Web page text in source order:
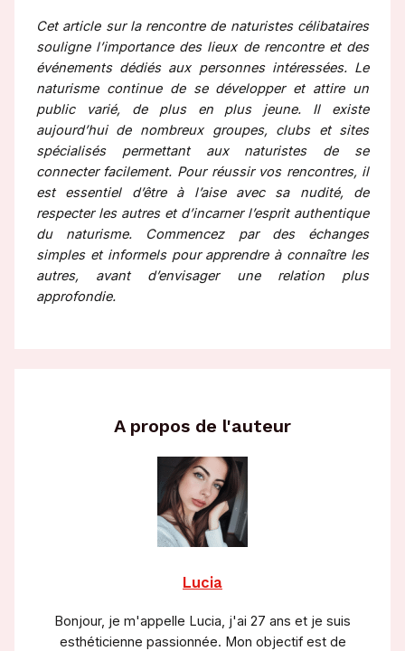
Cet article sur la rencontre de naturistes célibataires
souligne l’importance des lieux de rencontre et des
événements dédiés aux personnes intéressées. Le
naturisme continue de se développer et attire un
public varié, de plus en plus jeune. Il existe
aujourd’hui de nombreux groupes, clubs et sites
spécialisés permettant aux naturistes de se
connecter facilement. Pour réussir vos rencontres, il
est essentiel d’être à l’aise avec sa nudité, de
respecter les autres et d’incarner l’esprit authentique
du naturisme. Commencez par des échanges
simples et informels pour apprendre à connaître les
autres, avant d’envisager une relation plus
approfondie.
A propos de l'auteur
Lucia
Bonjour, je m'appelle Lucia, j'ai 27 ans et je suis
esthéticienne passionnée. Mon objectif est de